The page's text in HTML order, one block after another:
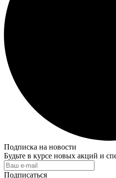
Подписка на новости
Будьте в курсе новых акций и
Подписаться